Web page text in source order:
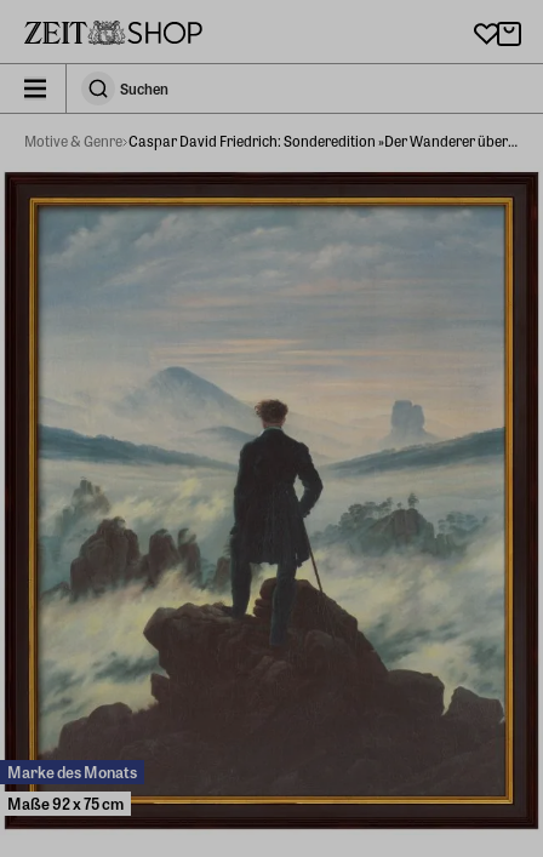
zeit_storefront.components.search.collapsed
SuchenSuchen
Motive & Genre Caspar David Friedrich: Sonderedition »Der Wanderer über dem Nebelmeer«
Marke des Monats
Maße 92 x 75 cm